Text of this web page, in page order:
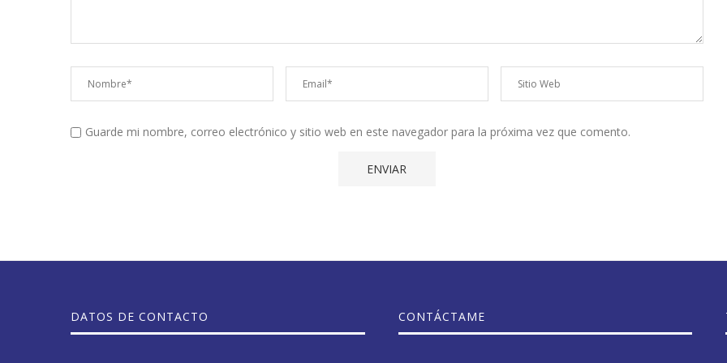
Guarde mi nombre, correo electrónico y sitio web en este navegador para la próxima vez que comento.
DATOS DE CONTACTO CONTÁCTAME